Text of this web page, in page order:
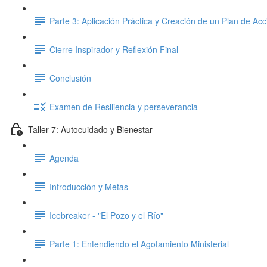
Parte 3: Aplicación Práctica y Creación de un Plan de
Cierre Inspirador y Reflexión Final
Conclusión
Examen de Resiliencia y perseverancia
Taller 7: Autocuidado y Bienestar
Agenda
Introducción y Metas
Icebreaker - "El Pozo y el Río"
Parte 1: Entendiendo el Agotamiento Ministerial